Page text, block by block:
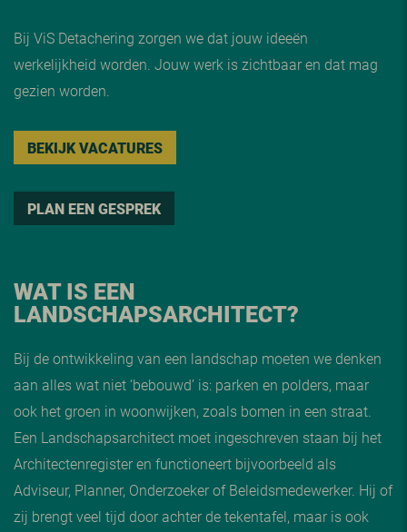
Bij ViS Detachering zorgen we dat jouw ideeën
werkelijkheid worden. Jouw werk is zichtbaar en dat mag
gezien worden.
BEKIJK VACATURES
PLAN EEN GESPREK
WAT IS EEN
LANDSCHAPSARCHITECT?
Bij de ontwikkeling van een landschap moeten we denken
aan alles wat niet ‘bebouwd’ is: parken en polders, maar
ook het groen in woonwijken, zoals bomen in een straat.
Een Landschapsarchitect moet ingeschreven staan bij het
Architectenregister en functioneert bijvoorbeeld als
Adviseur, Planner, Onderzoeker of Beleidsmedewerker. Hij of
zij brengt veel tijd door achter de tekentafel, maar is ook